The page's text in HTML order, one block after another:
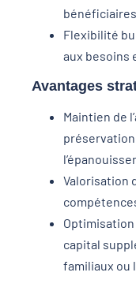
Flexibilité
aux besoins
Avantages
Maintien de
Valorisation
capital
familiaux ou